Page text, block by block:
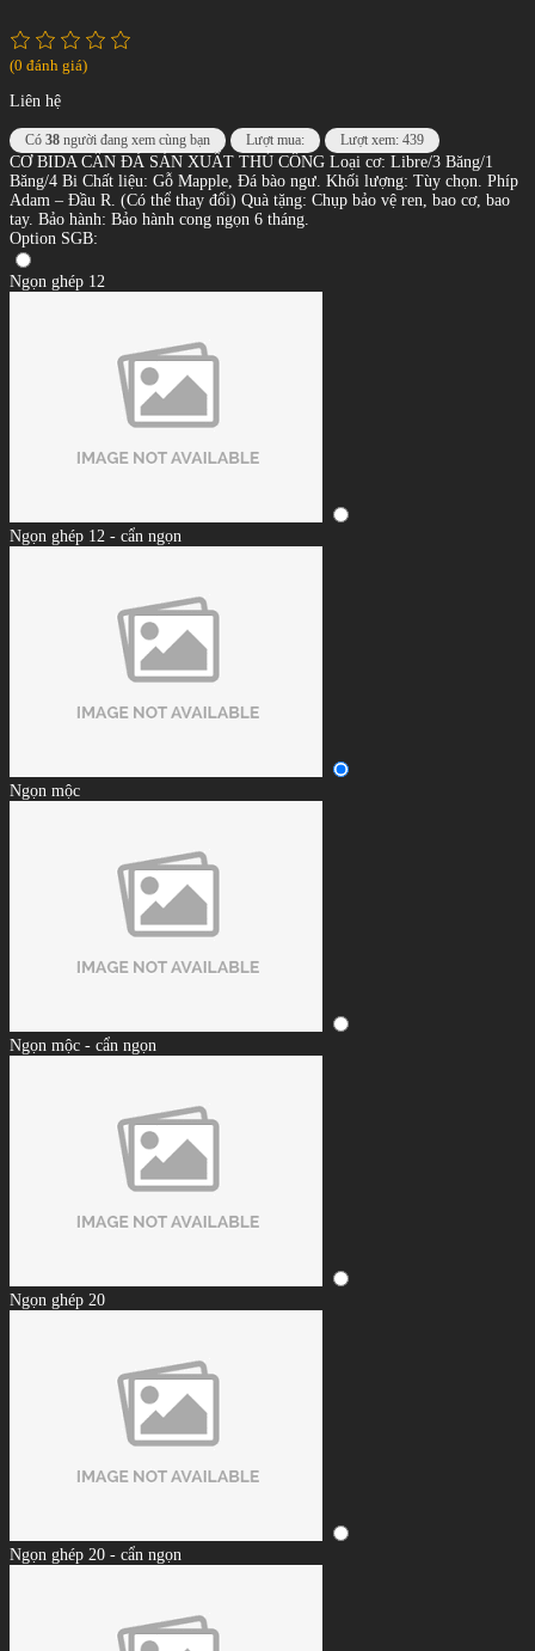
(0 đánh giá)
Liên hệ
Có 38 người đang xem cùng bạn Lượt mua: Lượt xem: 439
CƠ BIDA CẨN ĐÁ SẢN XUẤT THỦ CÔNG Loại cơ: Libre/3 Băng/1
Băng/4 Bi Chất liệu: Gỗ Mapple, Đá bào ngư. Khối lượng: Tùy chọn. Phíp
Adam – Đầu R. (Có thể thay đổi) Quà tặng: Chụp bảo vệ ren, bao cơ, bao
tay. Bảo hành: Bảo hành cong ngọn 6 tháng.
Option SGB:
Ngọn ghép 12
Ngọn ghép 12 - cẩn ngọn
Ngọn mộc
Ngọn mộc - cẩn ngọn
Ngọn ghép 20
Ngọn ghép 20 - cẩn ngọn